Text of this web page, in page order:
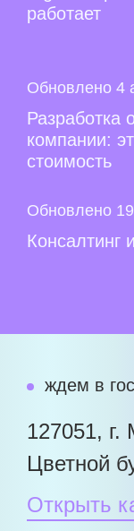
работает
Обновлено 4
Разработка
компании:
стоимость
Обновлено
Консалтинг
ждем в
127051, г.
Цветной
Открыть